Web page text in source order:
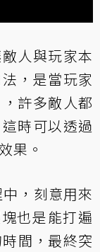
人與玩家本
，是當玩家
許多敵人都
時可以透過
果。
，刻意用來
也是能打遍
間，最終突